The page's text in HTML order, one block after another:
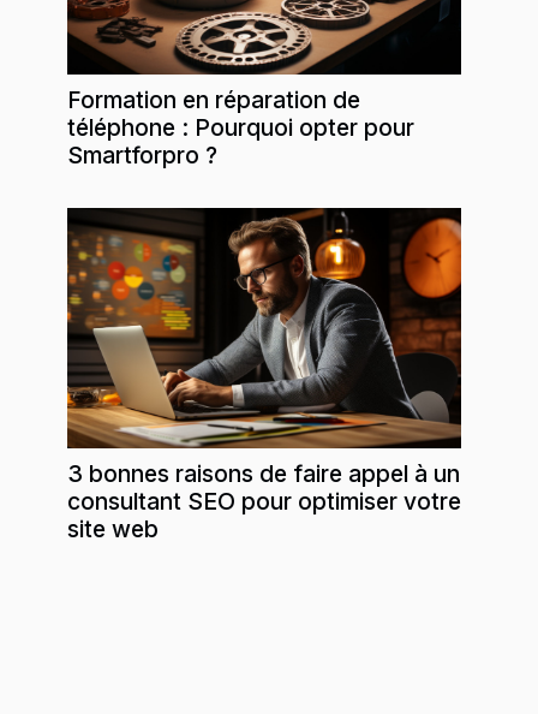
Formation en réparation de
téléphone : Pourquoi opter pour
Smartforpro ?
3 bonnes raisons de faire appel à un
consultant SEO pour optimiser votre
site web